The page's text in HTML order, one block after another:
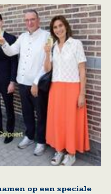
op een speciale